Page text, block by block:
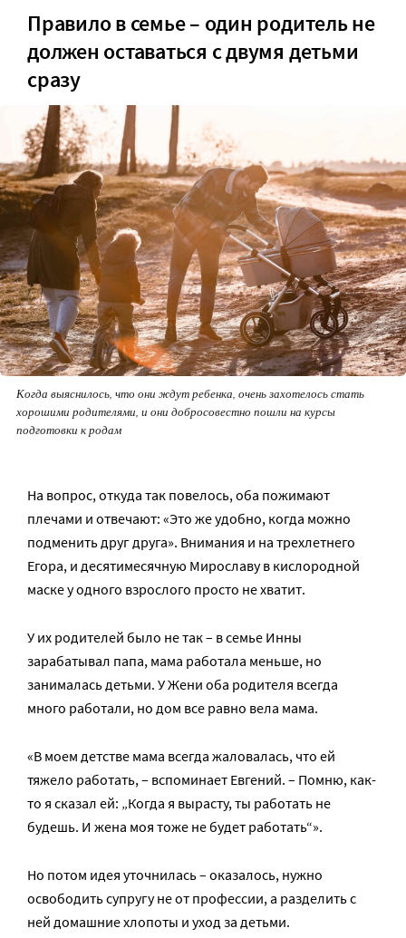
Правило в семье – один родитель не
должен оставаться с двумя детьми
сразу
Когда выяснилось, что они ждут ребенка, очень захотелось стать
хорошими родителями, и они добросовестно пошли на курсы
подготовки к родам
На вопрос, откуда так повелось, оба пожимают
плечами и отвечают: «Это же удобно, когда можно
подменить друг друга». Внимания и на трехлетнего
Егора, и десятимесячную Мирославу в кислородной
маске у одного взрослого просто не хватит.
У их родителей было не так – в семье Инны
зарабатывал папа, мама работала меньше, но
занималась детьми. У Жени оба родителя всегда
много работали, но дом все равно вела мама.
«В моем детстве мама всегда жаловалась, что ей
тяжело работать, – вспоминает Евгений. – Помню, как-
то я сказал ей: „Когда я вырасту, ты работать не
будешь. И жена моя тоже не будет работать“».
Но потом идея уточнилась – оказалось, нужно
освободить супругу не от профессии, а разделить с
ней домашние хлопоты и уход за детьми.